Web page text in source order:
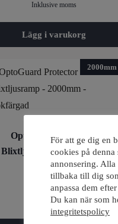
Inklusive moms
Lägg i varukorg
2000mm
OptoGuard Protector
Blixtljusramp – 2000mm –
Rökfärgad
15195kr
Inklusive moms
För att ge dig en
cookies på
annonsering. Alla
tillbaka till dig
anpassa dem
Du kan när som
integritetspolicy